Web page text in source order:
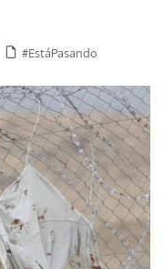
#EstáPasando